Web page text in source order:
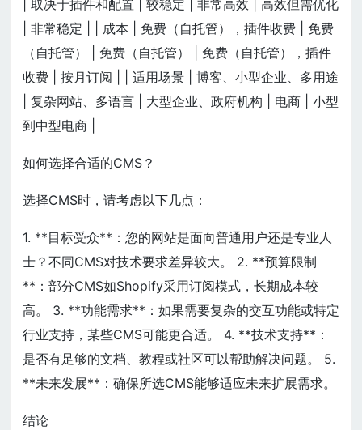
| 取决于插件和配置 | 较稳定 | 非常高效 | 高效但需优化
| 非常稳定 | | 成本 | 免费（自托管），插件收费 | 免费
（自托管） | 免费（自托管） | 免费（自托管），插件
收费 | 按月订阅 | | 适用场景 | 博客、小型企业、多用途
| 复杂网站、多语言 | 大型企业、政府机构 | 电商 | 小型
到中型电商 |
如何选择合适的CMS？
选择CMS时，请考虑以下几点：
1. **目标受众**：您的网站是面向普通用户还是专业人
士？不同CMS对技术要求差异较大。 2. **预算限制
**：部分CMS如Shopify采用订阅模式，长期成本较
高。 3. **功能需求**：如果需要复杂的交互功能或特定
行业支持，某些CMS可能更合适。 4. **技术支持**：
是否有足够的文档、教程或社区可以帮助解决问题。 5.
**未来发展**：确保所选CMS能够适应未来扩展需求。
结论